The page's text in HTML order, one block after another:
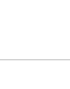
БАЗЫ
России
на мощностях